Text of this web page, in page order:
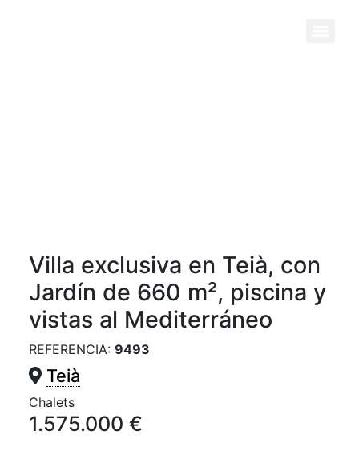
Villa exclusiva en Teià, con
Jardín de 660 m², piscina y
vistas al Mediterráneo
REFERENCIA: 9493
Teià
Chalets
1.575.000 €